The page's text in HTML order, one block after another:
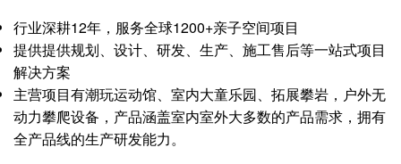
行业深耕12年，服务全球1200+亲子空间项目
提供提供规划、设计、研发、生产、施工售后等一站式项目
解决方案
主营项目有潮玩运动馆、室内大童乐园、拓展攀岩，户外无
动力攀爬设备，产品涵盖室内室外大多数的产品需求，拥有
全产品线的生产研发能力。